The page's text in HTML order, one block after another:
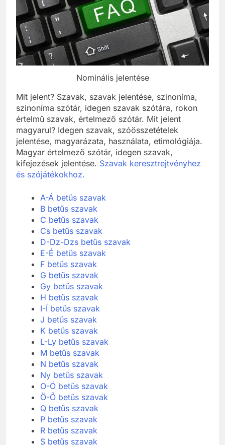
Nominális jelentése
Mit jelent? Szavak, szavak jelentése, szinoníma,
szinoníma szótár, idegen szavak szótára, rokon
értelmű szavak, értelmező szótár. Mit jelent
magyarul? Idegen szavak, szóösszetételek
jelentése, magyarázata, használata, etimológiája.
Magyar értelmező szótár, idegen szavak,
kifejezések jelentése. Szavak keresztrejtvényhez
és szójátékokhoz.
A-Á betűs szavak
B betűs szavak
C betűs szavak
Cs betűs szavak
D-Dz-Dzs betűs szavak
E-É betűs szavak
F betűs szavak
G betűs szavak
Gy betűs szavak
H betűs szavak
I-Í betűs szavak
J betűs szavak
K betűs szavak
L-Ly betűs szavak
M betűs szavak
N betűs szavak
Ny betűs szavak
O-Ó betűs szavak
Ö-Ő betűs szavak
Q betűs szavak
P betűs szavak
R betűs szavak
S betűs szavak